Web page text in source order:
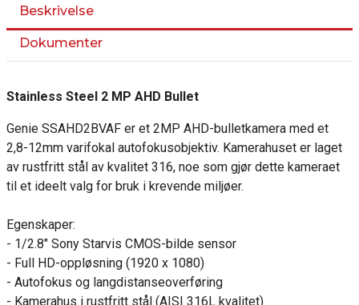
Beskrivelse
Dokumenter
Stainless Steel 2 MP AHD Bullet
Genie SSAHD2BVAF er et 2MP AHD-bulletkamera med et
2,8-12mm varifokal autofokusobjektiv. Kamerahuset er laget
av rustfritt stål av kvalitet 316, noe som gjør dette kameraet
til et ideelt valg for bruk i krevende miljøer.
Egenskaper:
- 1/2.8" Sony Starvis CMOS-bilde sensor
- Full HD-oppløsning (1920 x 1080)
- Autofokus og langdistanseoverføring
- Kamerahus i rustfritt stål (AISI 316L kvalitet)